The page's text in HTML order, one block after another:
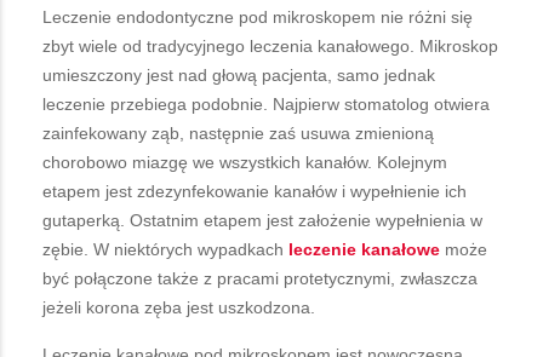
Leczenie endodontyczne pod mikroskopem nie różni się
zbyt wiele od tradycyjnego leczenia kanałowego. Mikroskop
umieszczony jest nad głową pacjenta, samo jednak
leczenie przebiega podobnie. Najpierw stomatolog otwiera
zainfekowany ząb, następnie zaś usuwa zmienioną
chorobowo miazgę we wszystkich kanałów. Kolejnym
etapem jest zdezynfekowanie kanałów i wypełnienie ich
gutaperką. Ostatnim etapem jest założenie wypełnienia w
zębie. W niektórych wypadkach leczenie kanałowe może
być połączone także z pracami protetycznymi, zwłaszcza
jeżeli korona zęba jest uszkodzona.